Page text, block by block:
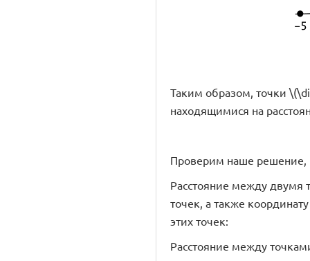
Таким образом, точки
находящимися на
Проверим наше решение,
Расстояние между двумя
точек, а также
этих точек:
Расcтояние между